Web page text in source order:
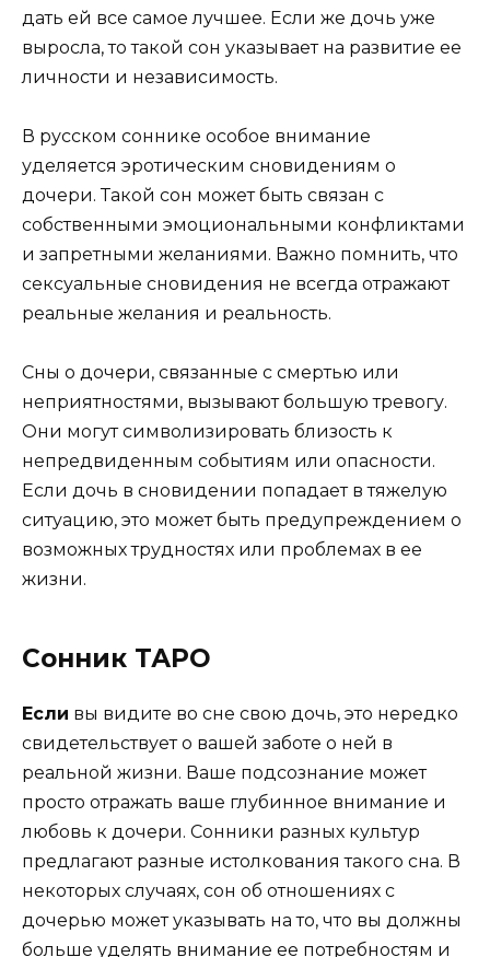
дать ей все самое лучшее. Если же дочь уже
выросла, то такой сон указывает на развитие ее
личности и независимость.
В русском соннике особое внимание
уделяется эротическим сновидениям о
дочери. Такой сон может быть связан с
собственными эмоциональными конфликтами
и запретными желаниями. Важно помнить, что
сексуальные сновидения не всегда отражают
реальные желания и реальность.
Сны о дочери, связанные с смертью или
неприятностями, вызывают большую тревогу.
Они могут символизировать близость к
непредвиденным событиям или опасности.
Если дочь в сновидении попадает в тяжелую
ситуацию, это может быть предупреждением о
возможных трудностях или проблемах в ее
жизни.
Сонник ТАРО
Если вы видите во сне свою дочь, это нередко
свидетельствует о вашей заботе о ней в
реальной жизни. Ваше подсознание может
просто отражать ваше глубинное внимание и
любовь к дочери. Сонники разных культур
предлагают разные истолкования такого сна. В
некоторых случаях, сон об отношениях с
дочерью может указывать на то, что вы должны
больше уделять внимание ее потребностям и